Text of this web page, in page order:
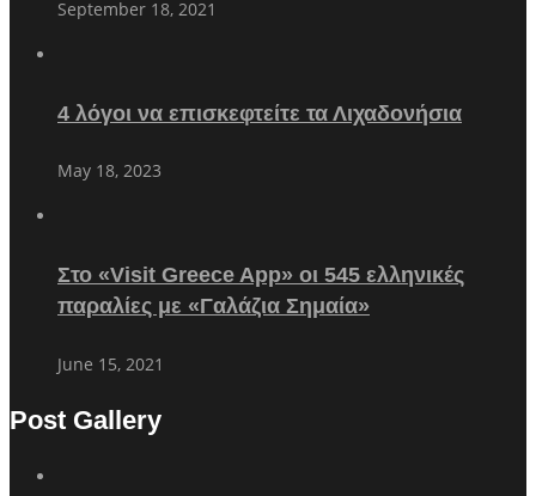
September 18, 2021
4 λόγοι να επισκεφτείτε τα Λιχαδονήσια
May 18, 2023
Στο «Visit Greece App» οι 545 ελληνικές
παραλίες με «Γαλάζια Σημαία»
June 15, 2021
Post Gallery